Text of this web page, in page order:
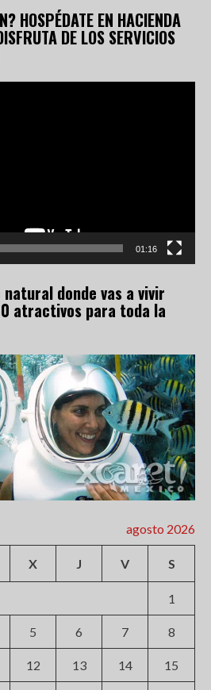
HOSPÉDATE EN HACIENDA
DE LOS SERVICIOS
01:16
donde vas a vivir
atractivos para toda la
agosto 2026
X J V S
1
5 6 7 8
12 13 14 15